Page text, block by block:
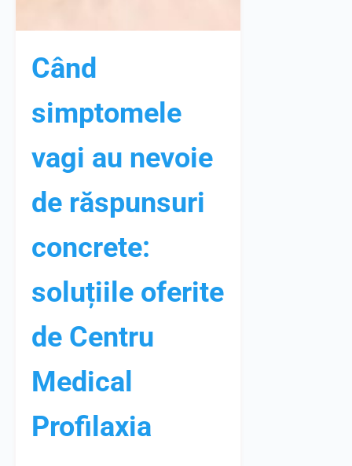
Când
simptomele
vagi au nevoie
de răspunsuri
concrete:
soluțiile oferite
de Centru
Medical
Profilaxia